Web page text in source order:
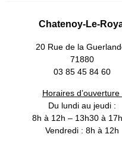
Chatenoy-Le-
20 Rue de la
71880
03 85 45 84 60
Horaires d’ouverture
Du lundi au jeudi :
8h à 12h – 13h30 à
Vendredi : 8h à 12h